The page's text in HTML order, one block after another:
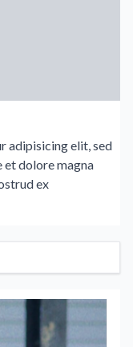
adipisicing elit, sed
dolore magna
ex